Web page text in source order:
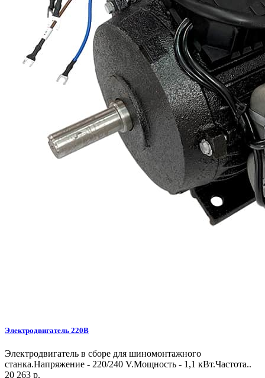
Электродвигатель 220В
Электродвигатель в сборе для шиномонтажного
станка.Напряжение - 220/240 V.Мощность - 1,1 кВт.Частота..
20 263 р.